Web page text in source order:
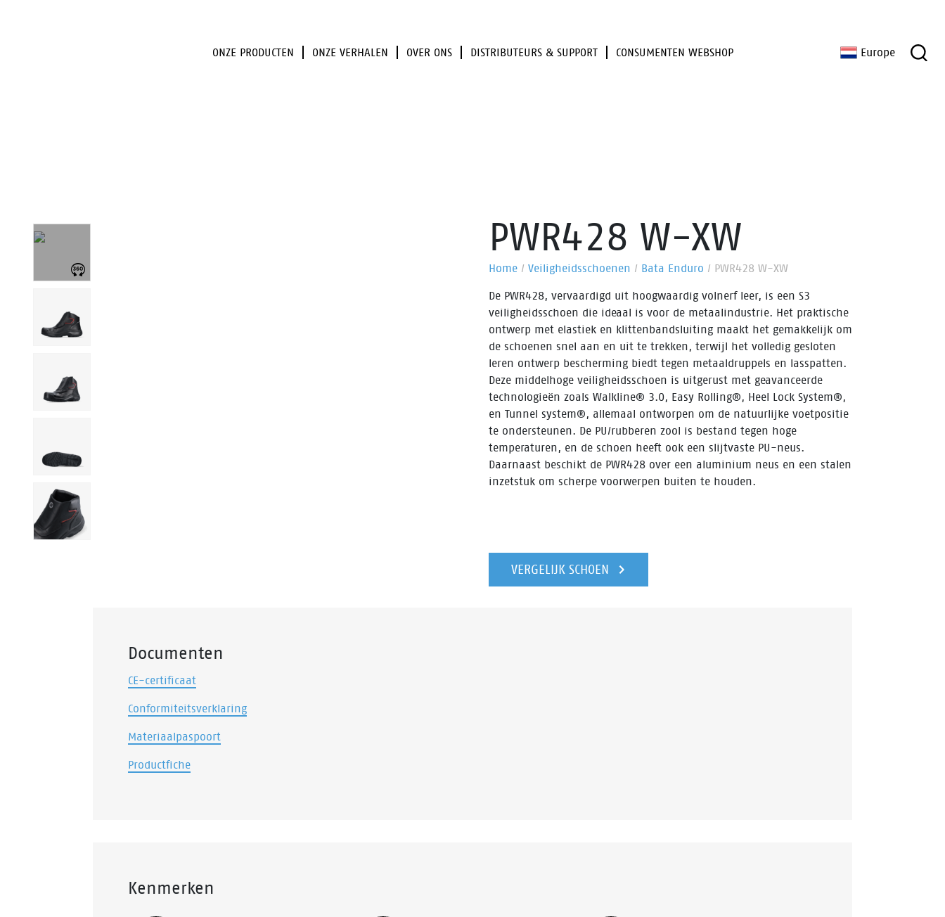
ONZE PRODUCTEN ONZE VERHALEN OVER ONS DISTRIBUTEURS & SUPPORT CONSUMENTEN WEBSHOP Europe
PWR428 W-XW
Home/ Veiligheidsschoenen / Bata Enduro / PWR428 W-XW
De PWR428, vervaardigd uit hoogwaardig volnerf leer, is een S3
veiligheidsschoen die ideaal is voor de metaalindustrie. Het praktische
ontwerp met elastiek en klittenbandsluiting maakt het gemakkelijk om
de schoenen snel aan en uit te trekken, terwijl het volledig gesloten
leren ontwerp bescherming biedt tegen metaaldruppels en lasspatten.
Deze middelhoge veiligheidsschoen is uitgerust met geavanceerde
technologieën zoals Walkline® 3.0, Easy Rolling®, Heel Lock System®,
en Tunnel system®, allemaal ontworpen om de natuurlijke voetpositie
te ondersteunen. De PU/rubberen zool is bestand tegen hoge
temperaturen, en de schoen heeft ook een slijtvaste PU-neus.
Daarnaast beschikt de PWR428 over een aluminium neus en een stalen
inzetstuk om scherpe voorwerpen buiten te houden.
VERGELIJK SCHOEN
Documenten
CE-certificaat
Conformiteitsverklaring
Materiaalpaspoort
Productfiche
Kenmerken